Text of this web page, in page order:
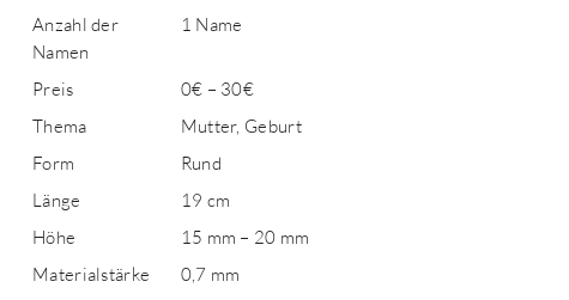
Anzahl der
Namen
1 Name
Preis
0€ – 30€
Thema
Mutter, Geburt
Form
Rund
Länge
19 cm
Höhe
15 mm – 20 mm
Materialstärke
0,7 mm